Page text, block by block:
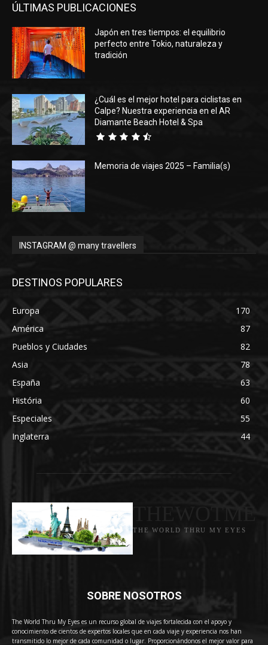
ÚLTIMAS PUBLICACIONES
Japón en tres tiempos: el equilibrio
perfecto entre Tokio, naturaleza y
tradición
¿Cuál es el mejor hotel para ciclistas en
Calpe? Nuestra experiencia en el AR
Diamante Beach Hotel & Spa
Memoria de viajes 2025 – Familia(s)
INSTAGRAM @ many travellers
DESTINOS POPULARES
Europa
170
América
87
Pueblos y Ciudades
82
Asia
78
España
63
História
60
Especiales
55
Inglaterra
44
THE WORLD THRU MY EYES
SOBRE NOSOTROS
The World Thru My Eyes es un recurso global de viajes fortalecida con el apoyo y
conocimiento de cientos de expertos locales que en cada viaje y experiencia nos han
transmitido lo mejor de cada comunidad o lugar. Proporcionándonos el mejor valor para